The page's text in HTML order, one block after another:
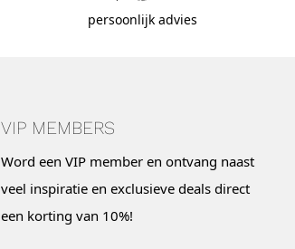
persoonlijk advies
VIP MEMBERS
Word een VIP member en ontvang naast
veel inspiratie en exclusieve deals direct
een korting van 10%!